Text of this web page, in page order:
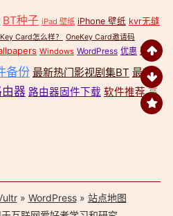
BT种子 iPad 壁纸 iPhone 壁纸 kvr无缝
Card怎么样？ OneKey Card邀请码
Windows WordPress 优惠 壁纸
备份 最新热门影视剧集BT 最新
器 路由器固件下载 软件推荐 高
» WordPress» 站点地图